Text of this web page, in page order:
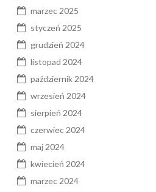
marzec 2025
styczeń 2025
grudzień 2024
listopad 2024
październik 2024
wrzesień 2024
sierpień 2024
czerwiec 2024
maj 2024
kwiecień 2024
marzec 2024